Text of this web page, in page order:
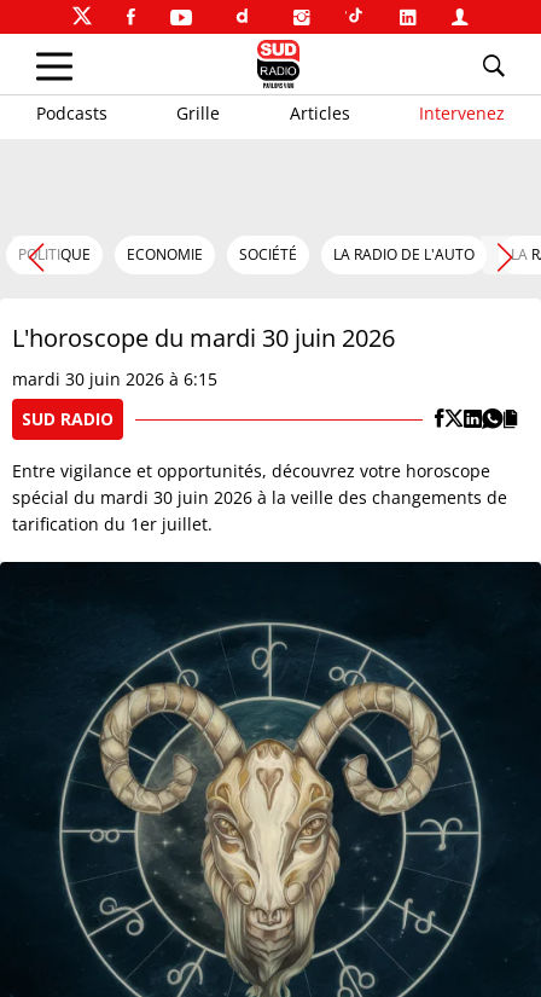
Podcasts Grille Articles Intervenez
POLITIQUE ECONOMIE SOCIÉTÉ LA RADIO DE L'AUTO LA
L'horoscope du mardi 30 juin 2026
mardi 30 juin 2026 à 6:15
SUD RADIO
Entre vigilance et opportunités, découvrez votre horoscope
spécial du mardi 30 juin 2026 à la veille des changements de
tarification du 1er juillet.